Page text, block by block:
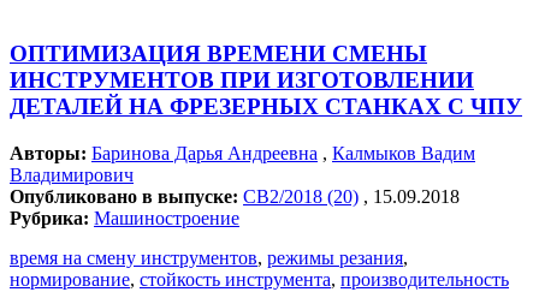
ОПТИМИЗАЦИЯ ВРЕМЕНИ СМЕНЫ
ИНСТРУМЕНТОВ ПРИ ИЗГОТОВЛЕНИИ
ДЕТАЛЕЙ НА ФРЕЗЕРНЫХ СТАНКАХ С ЧПУ
Авторы: Баринова Дарья Андреевна , Калмыков Вадим
Владимирович
Опубликовано в выпуске: СВ2/2018 (20) , 15.09.2018
Рубрика: Машиностроение
время на смену инструментов, режимы резания,
нормирование, стойкость инструмента, производительность